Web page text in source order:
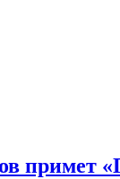
примет